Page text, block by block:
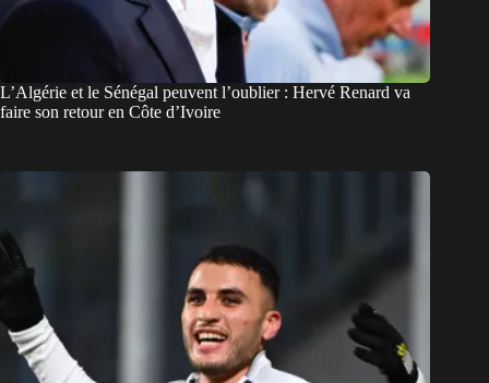
L’Algérie et le Sénégal peuvent l’oublier : Hervé Renard va
faire son retour en Côte d’Ivoire